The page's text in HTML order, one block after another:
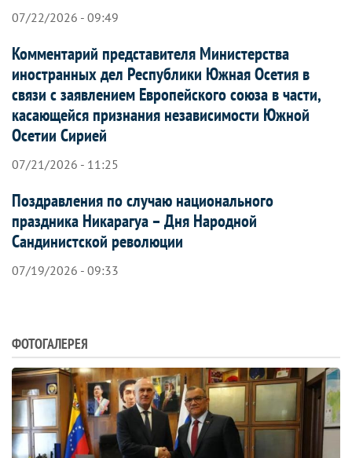
07/22/2026 - 09:49
Комментарий представителя Министерства
иностранных дел Республики Южная Осетия в
связи с заявлением Европейского союза в части,
касающейся признания независимости Южной
Осетии Сирией
07/21/2026 - 11:25
Поздравления по случаю национального
праздника Никарагуа – Дня Народной
Сандинистской революции
07/19/2026 - 09:33
ФОТОГАЛЕРЕЯ